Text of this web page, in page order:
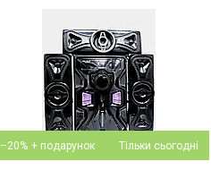
–20% Тільки сьогодні